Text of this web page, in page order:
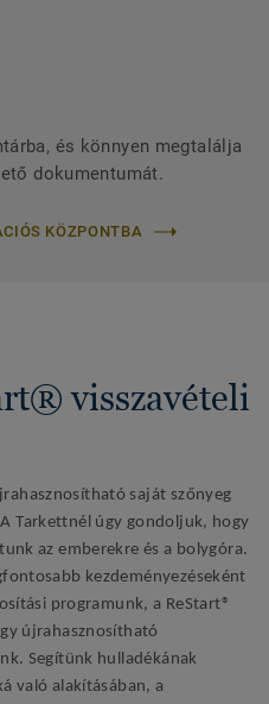
és könnyen megtalálja
dokumentumát.
KÖZPONTBA
visszavételi
saját szőnyeg
Tarkettnél úgy gondoljuk, hogy
az emberekre és a bolygóra.
kezdeményezéseként
programunk, a ReStart®
újrahasznosítható
Segítünk hulladékának
való alakításában, a